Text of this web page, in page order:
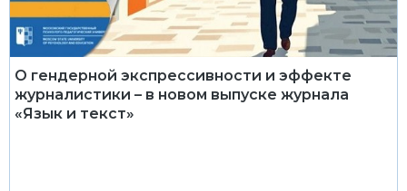
О гендерной экспрессивности и эффекте
журналистики – в новом выпуске журнала
«Язык и текст»